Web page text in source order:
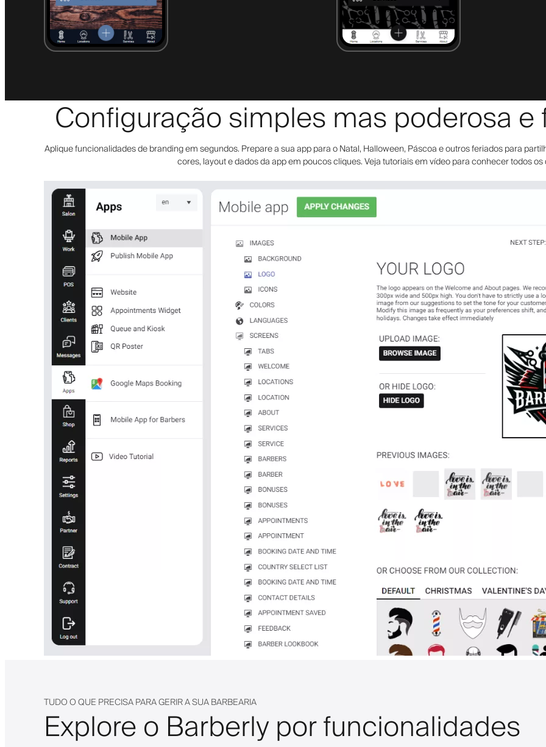
Configuração simples mas poderosa e
Aplique funcionalidades de branding em segundos. Prepare a sua app para o Natal, Halloween, Páscoa e outros feriados para
cores, layout e dados da app em poucos cliques. Veja tutoriais em vídeo para conhecer todos
TUDO O QUE PRECISA PARA GERIR A SUA BARBEARIA
Explore o Barberly por funcionalidades